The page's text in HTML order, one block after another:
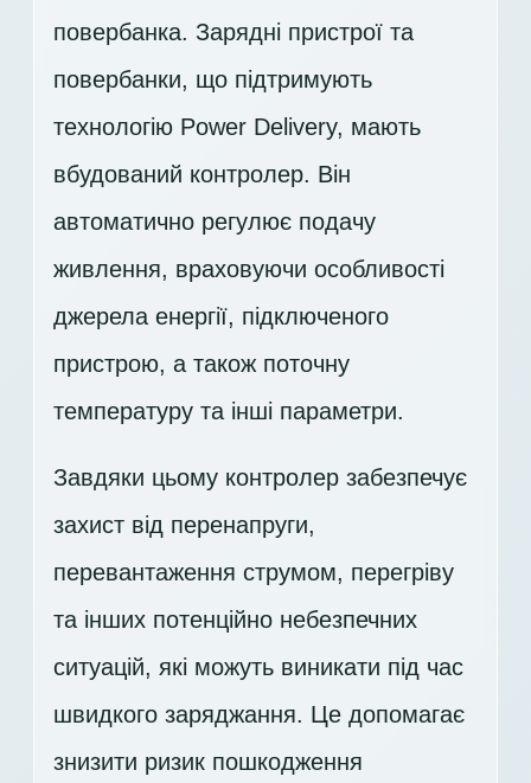
повербанка. Зарядні пристрої та
повербанки, що підтримують
технологію Power Delivery, мають
вбудований контролер. Він
автоматично регулює подачу
живлення, враховуючи особливості
джерела енергії, підключеного
пристрою, а також поточну
температуру та інші параметри.
Завдяки цьому контролер забезпечує
захист від перенапруги,
перевантаження струмом, перегріву
та інших потенційно небезпечних
ситуацій, які можуть виникати під час
швидкого заряджання. Це допомагає
знизити ризик пошкодження